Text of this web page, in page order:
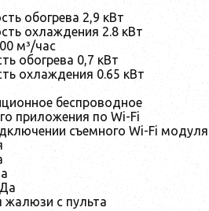
обогрева 2,9 кВт
охлаждения 2.8 кВт
м³/час
обогрева 0,7 кВт
охлаждения 0.65 кВт
беспроводное
приложения по Wi-Fi
съемного Wi-Fi модуля
жалюзи с пульта